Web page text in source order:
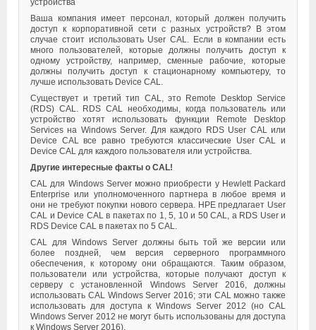
Ваша компания имеет персонал, который должен получить
доступ к корпоративной сети с разных устройств? В этом
случае стоит использовать User CAL. Если в компании есть
много пользователей, которые должны получить доступ к
одному устройству, например, сменные рабочие, которые
должны получить доступ к стационарному компьютеру, то
лучше использовать Device CAL.
Существует и третий тип CAL, это Remote Desktop Service
(RDS) CAL. RDS CAL необходимы, когда пользователь или
устройство хотят использовать функции Remote Desktop
Services на Windows Server. Для каждого RDS User CAL или
Device CAL все равно требуются классические User CAL и
Device CAL для каждого пользователя или устройства.
Другие интересные факты о CAL!
CAL для Windows Server можно приобрести у Hewlett Packard
Enterprise или уполномоченного партнера в любое время и
они не требуют покупки нового сервера. HPE предлагает User
CAL и Device CAL в пакетах по 1, 5, 10 и 50 CAL, а RDS User и
RDS Device CAL в пакетах по 5 CAL.
CAL для Windows Server должны быть той же версии или
более поздней, чем версия серверного программного
обеспечения, к которому они обращаются. Таким образом,
пользователи или устройства, которые получают доступ к
серверу с установленной Windows Server 2016, должны
использовать CAL Windows Server 2016; эти CAL можно также
использовать для доступа к Windows Server 2012 (но CAL
Windows Server 2012 не могут быть использованы для доступа
к Windows Server 2016).